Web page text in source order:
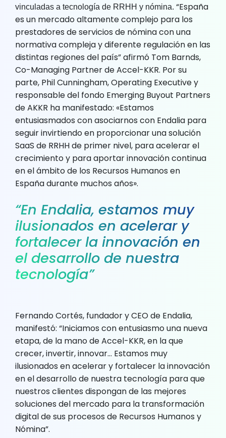
vinculadas a tecnología de RRHH y nómina. “España
es un mercado altamente complejo para los
prestadores de servicios de nómina con una
normativa compleja y diferente regulación en las
distintas regiones del país” afirmó Tom Barnds,
Co-Managing Partner de Accel-KKR. Por su
parte, Phil Cunningham, Operating Executive y
responsable del fondo Emerging Buyout Partners
de AKKR ha manifestado: «Estamos
entusiasmados con asociarnos con Endalia para
seguir invirtiendo en proporcionar una solución
SaaS de RRHH de primer nivel, para acelerar el
crecimiento y para aportar innovación continua
en el ámbito de los Recursos Humanos en
España durante muchos años».
“En Endalia, estamos muy
ilusionados en acelerar y
fortalecer la innovación en
el desarrollo de nuestra
tecnología”
Fernando Cortés, fundador y CEO de Endalia,
manifestó: “Iniciamos con entusiasmo una nueva
etapa, de la mano de Accel-KKR, en la que
crecer, invertir, innovar… Estamos muy
ilusionados en acelerar y fortalecer la innovación
en el desarrollo de nuestra tecnología para que
nuestros clientes dispongan de las mejores
soluciones del mercado para la transformación
digital de sus procesos de Recursos Humanos y
Nómina”.